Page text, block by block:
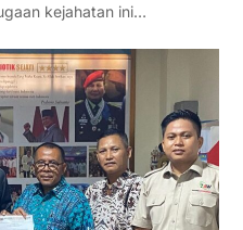
kejahatan ini…